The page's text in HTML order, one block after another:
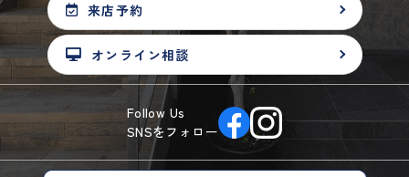
来店予約
オンライン相談
Follow Us
SNSをフォロー